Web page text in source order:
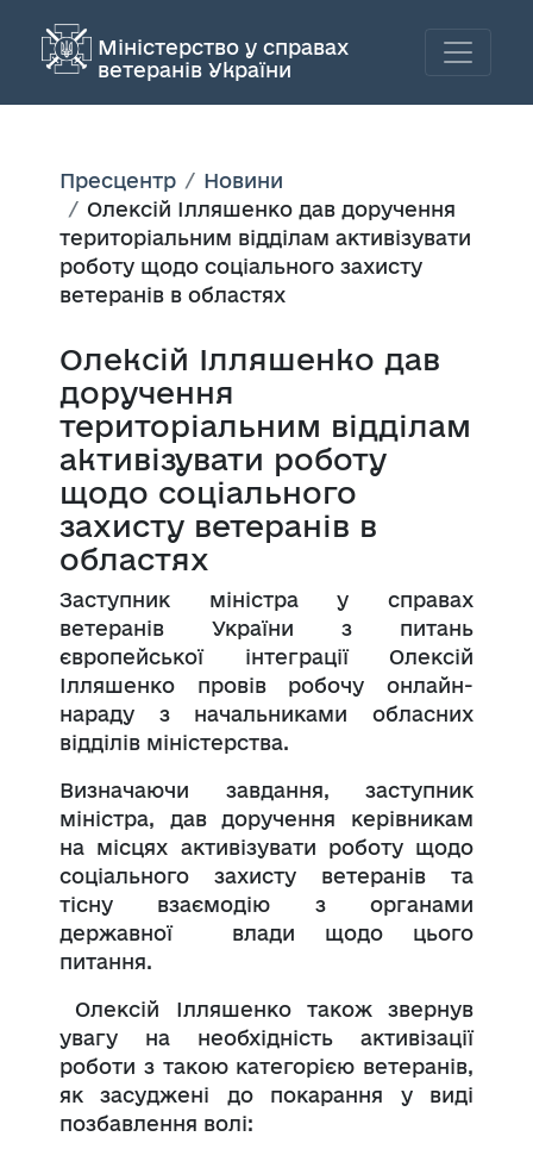
Міністерство у справах
ветеранів України
Пресцентр
Новини
Олексій Ілляшенко дав доручення
територіальним відділам активізувати
роботу щодо соціального захисту
ветеранів в областях
Олексій Ілляшенко дав
доручення
територіальним відділам
активізувати роботу
щодо соціального
захисту ветеранів в
областях
Заступник міністра у справах
ветеранів України з питань
європейської інтеграції Олексій
Ілляшенко провів робочу онлайн-
нараду з начальниками обласних
відділів міністерства.
Визначаючи завдання, заступник
міністра, дав доручення керівникам
на місцях активізувати роботу щодо
соціального захисту ветеранів та
тісну взаємодію з органами
державної влади щодо цього
питання.
Олексій Ілляшенко також звернув
увагу на необхідність активізації
роботи з такою категорією ветеранів,
як засуджені до покарання у виді
позбавлення волі: